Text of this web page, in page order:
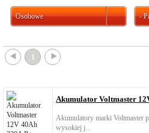
Osobowe -
{ 1 }
Akumulator Voltmaster
Akumulatory marki Voltmaster
wysokiej j...